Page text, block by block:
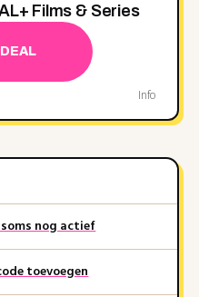
Films & Series
Info
nog actief
toevoegen